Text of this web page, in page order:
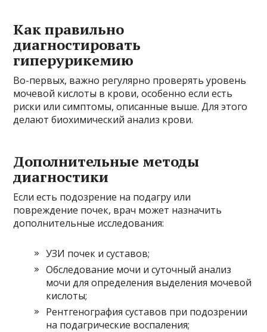
Как правильно
диагностировать
гиперурикемию
Во-первых, важно регулярно проверять уровень
мочевой кислоты в крови, особенно если есть
риски или симптомы, описанные выше. Для этого
делают биохимический анализ крови.
Дополнительные методы
диагностики
Если есть подозрение на подагру или
повреждение почек, врач может назначить
дополнительные исследования:
УЗИ почек и суставов;
Обследование мочи и суточный анализ
мочи для определения выделения мочевой
кислоты;
Рентгенография суставов при подозрении
на подагрические воспаления;